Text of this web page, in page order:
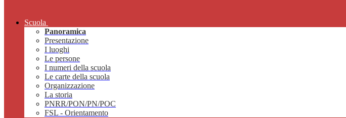
Scuola
Panoramica
Presentazione
I luoghi
Le persone
I numeri della scuola
Le carte della scuola
Organizzazione
La storia
PNRR/PON/PN/POC
FSL - Orientamento